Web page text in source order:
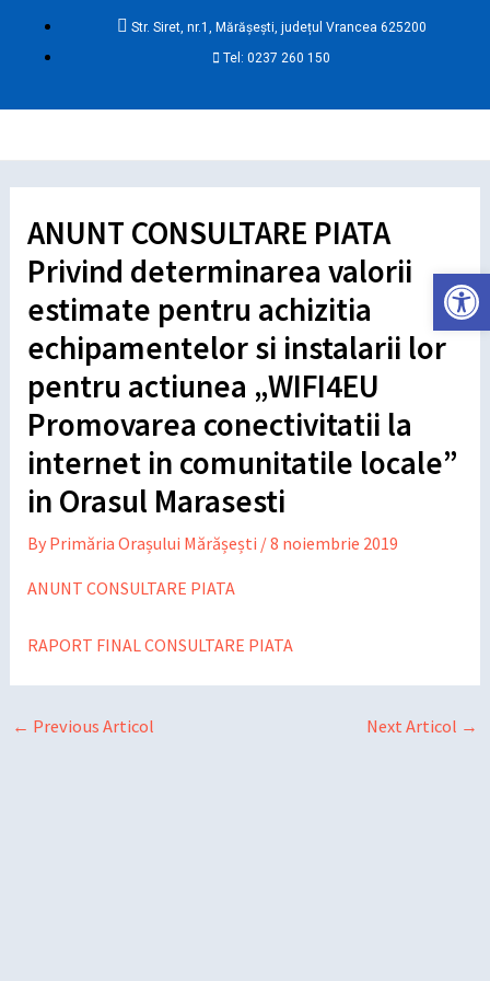
Str. Siret, nr.1, Mărășești, județul Vrancea 625200
Tel: 0237 260 150
ANUNT CONSULTARE PIATA
Privind determinarea valorii
estimate pentru achizitia
echipamentelor si instalarii lor
pentru actiunea „WIFI4EU
Promovarea conectivitatii la
internet in comunitatile locale”
in Orasul Marasesti
By Primăria Orașului Mărășești /8 noiembrie 2019
ANUNT CONSULTARE PIATA
RAPORT FINAL CONSULTARE PIATA
← Previous Articol Next Articol →
Deschide